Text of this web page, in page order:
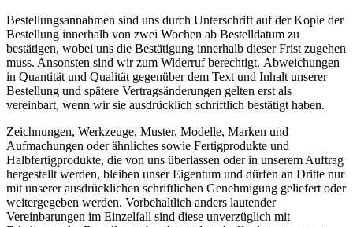
Bestellungsannahmen sind uns durch Unterschrift auf der Kopie der
Bestellung innerhalb von zwei Wochen ab Bestelldatum zu
bestätigen, wobei uns die Bestätigung innerhalb dieser Frist zugehen
muss. Ansonsten sind wir zum Widerruf berechtigt. Abweichungen
in Quantität und Qualität gegenüber dem Text und Inhalt unserer
Bestellung und spätere Vertragsänderungen gelten erst als
vereinbart, wenn wir sie ausdrücklich schriftlich bestätigt haben.
Zeichnungen, Werkzeuge, Muster, Modelle, Marken und
Aufmachungen oder ähnliches sowie Fertigprodukte und
Halbfertigprodukte, die von uns überlassen oder in unserem Auftrag
hergestellt werden, bleiben unser Eigentum und dürfen an Dritte nur
mit unserer ausdrücklichen schriftlichen Genehmigung geliefert oder
weitergegeben werden. Vorbehaltlich anders lautender
Vereinbarungen im Einzelfall sind diese unverzüglich mit